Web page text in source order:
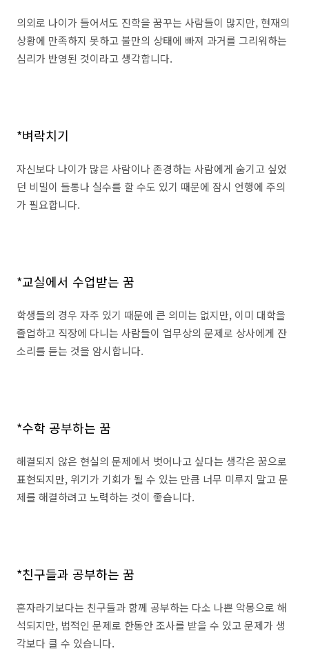
의외로 나이가 들어서도 진학을 꿈꾸는 사람들이 많지만, 현재의
상황에 만족하지 못하고 불만의 상태에 빠져 과거를 그리워하는
심리가 반영된 것이라고 생각합니다.
*벼락치기
자신보다 나이가 많은 사람이나 존경하는 사람에게 숨기고 싶었
던 비밀이 들통나 실수를 할 수도 있기 때문에 잠시 언행에 주의
가 필요합니다.
*교실에서 수업받는 꿈
학생들의 경우 자주 있기 때문에 큰 의미는 없지만, 이미 대학을
졸업하고 직장에 다니는 사람들이 업무상의 문제로 상사에게 잔
소리를 듣는 것을 암시합니다.
*수학 공부하는 꿈
해결되지 않은 현실의 문제에서 벗어나고 싶다는 생각은 꿈으로
표현되지만, 위기가 기회가 될 수 있는 만큼 너무 미루지 말고 문
제를 해결하려고 노력하는 것이 좋습니다.
*친구들과 공부하는 꿈
혼자라기보다는 친구들과 함께 공부하는 다소 나쁜 악몽으로 해
석되지만, 법적인 문제로 한동안 조사를 받을 수 있고 문제가 생
각보다 클 수 있습니다.